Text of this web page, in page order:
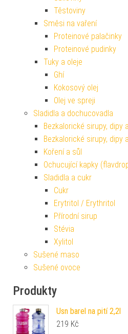
Těstoviny
Směsi na vaření
Proteinové palačinky
Proteinové pudinky
Tuky a oleje
Ghí
Kokosový olej
Olej ve spreji
Sladidla a dochucovadla
Bezkalorické sirupy, dipy
Bezkalorické sirupy, dipy
Koření a sůl
Ochucující kapky
Sladidla a cukr
Cukr
Erytritol / Erythritol
Přírodní sirup
Stévia
Xylitol
Sušené maso
Sušené ovoce
Produkty
Usn barel na pití 2,2l
219 Kč